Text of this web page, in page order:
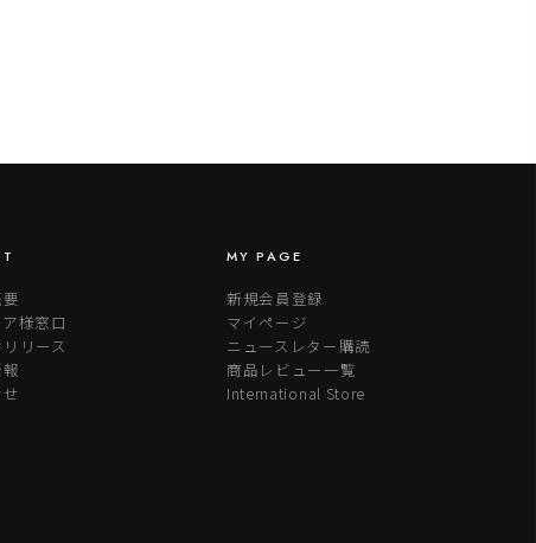
様窓口
リース
MY PAGE
新規会員登録
マイページ
ニュースレター購読
商品レビュー一覧
International Store